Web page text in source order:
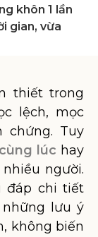
khôn 1 lần
gian, vừa
thiết trong
lệch, mọc
chứng. Tuy
lúc hay
người.
đáp chi tiết
lưu ý
không biến